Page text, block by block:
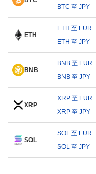
BTC 至 JPY
ETH
ETH 至 EUR
ETH 至 JPY
BNB
BNB 至 EUR
BNB 至 JPY
XRP
XRP 至 EUR
XRP 至 JPY
SOL
SOL 至 EUR
SOL 至 JPY